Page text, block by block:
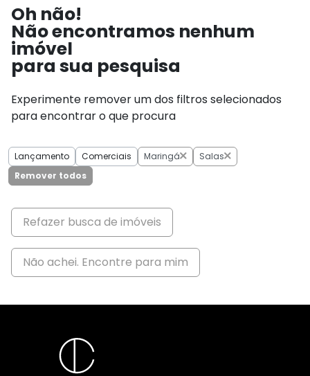
Lançamento Comerciais Maringá
Salas
Remover todos
Oh não!
Não encontramos nenhum
imóvel
para sua pesquisa
Experimente remover um dos filtros selecionados
para encontrar o que procura
Refazer busca de imóveis
Não achei. Encontre para mim